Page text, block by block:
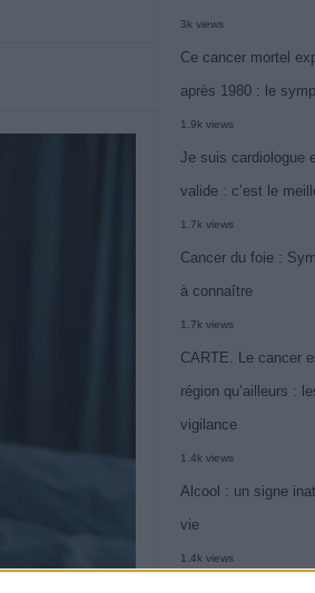
3k views
Ce cancer mortel
après 1980 : le
1.9k views
Je suis cardiologue
valide : c’est le
1.7k views
Cancer du foie :
à connaître
1.7k views
CARTE. Le cancer
région qu’ailleurs :
vigilance
1.4k views
Alcool : un signe
vie
1.4k views